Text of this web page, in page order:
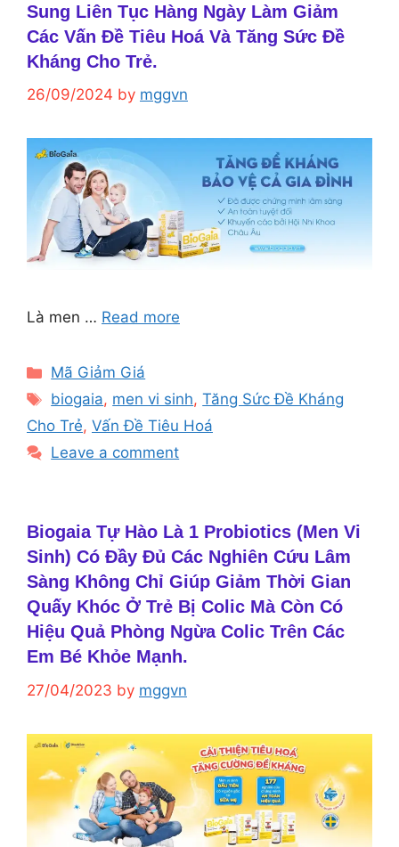
Sung Liên Tục Hàng Ngày Làm Giảm
Các Vấn Đề Tiêu Hoá Và Tăng Sức Đề
Kháng Cho Trẻ.
26/09/2024 by mggvn
Là men … Read more
Categories
Mã Giảm Giá
Tags
biogaia, men vi sinh,Tăng Sức Đề Kháng
Cho Trẻ, Vấn Đề Tiêu Hoá
Leave a comment
Biogaia Tự Hào Là 1 Probiotics (Men Vi
Sinh) Có Đầy Đủ Các Nghiên Cứu Lâm
Sàng Không Chỉ Giúp Giảm Thời Gian
Quấy Khóc Ở Trẻ Bị Colic Mà Còn Có
Hiệu Quả Phòng Ngừa Colic Trên Các
Em Bé Khỏe Mạnh.
27/04/2023 by mggvn